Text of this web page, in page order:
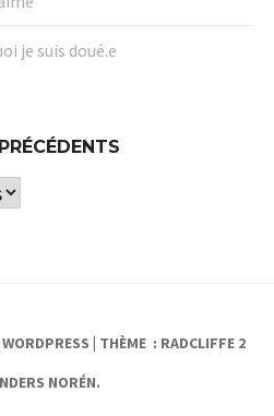
je suis doué.e
THÈME : RADCLIFFE 2
NORÉN.